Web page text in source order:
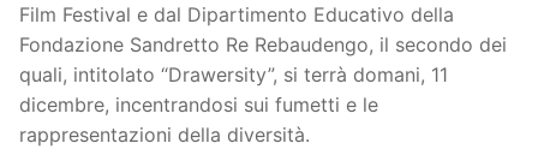
Film Festival e dal Dipartimento Educativo della
Fondazione Sandretto Re Rebaudengo, il secondo dei
quali, intitolato “Drawersity”, si terrà domani, 11
dicembre, incentrandosi sui fumetti e le
rappresentazioni della diversità.